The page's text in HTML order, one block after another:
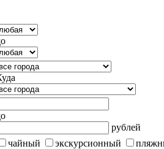
рублей
чайный экскурсионный